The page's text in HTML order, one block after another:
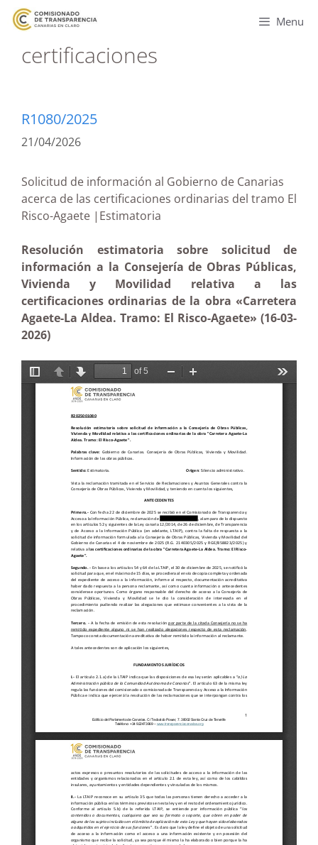
Menu
certificaciones
R1080/2025
21/04/2026
Solicitud de información al Gobierno de Canarias
acerca de las certificaciones ordinarias del tramo El
Risco-Agaete |Estimatoria
Resolución estimatoria sobre solicitud de
información a la Consejería de Obras Públicas,
Vivienda y Movilidad relativa a las
certificaciones ordinarias de la obra «Carretera
Agaete-La Aldea. Tramo: El Risco-Agaete» (16-03-
2026)